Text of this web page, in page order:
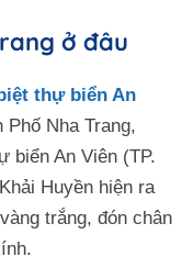
ở đâu
thự biển An
Nha Trang,
biển An Viên (TP.
Huyền hiện ra
trắng, đón chân